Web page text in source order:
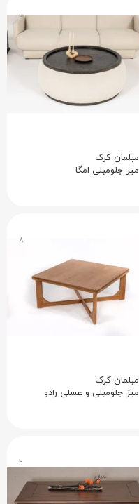
۳
مبلمان کرک
میز جلومبلی امگا
۸
مبلمان کرک
میز جلومبلی و عسلی رادو
۲